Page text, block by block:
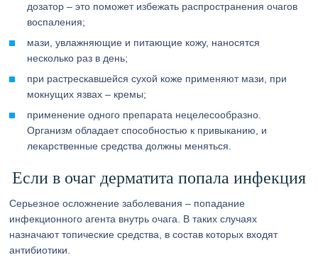
дозатор – это поможет избежать распространения очагов
воспаления;
мази, увлажняющие и питающие кожу, наносятся
несколько раз в день;
при растрескавшейся сухой коже применяют мази, при
мокнущих язвах – кремы;
применение одного препарата нецелесообразно.
Организм обладает способностью к привыканию, и
лекарственные средства должны меняться.
Если в очаг дерматита попала инфекция
Серьезное осложнение заболевания – попадание
инфекционного агента внутрь очага. В таких случаях
назначают топические средства, в состав которых входят
антибиотики.